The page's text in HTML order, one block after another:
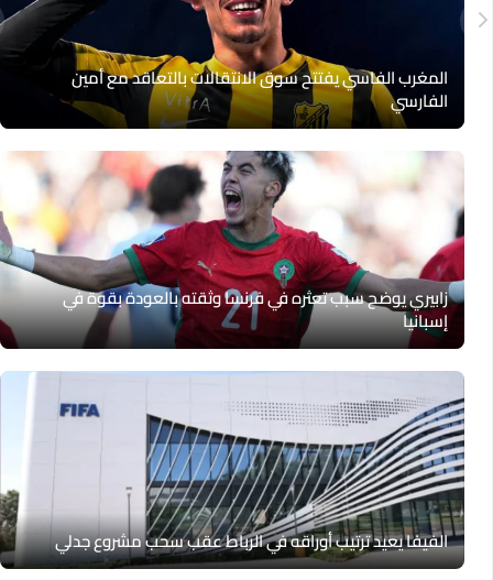
المغرب الفاسي يفتتح سوق الانتقالات بالتعاقد مع أمين
الفارسي
زابيري يوضح سبب تعثره في فرنسا وثقته بالعودة بقوة في
إسبانيا
الفيفا يعيد ترتيب أوراقه في الرباط عقب سحب مشروع جدلي